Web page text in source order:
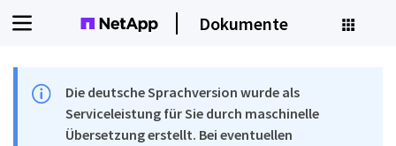
Dokumente
Die deutsche Sprachversion wurde als
Serviceleistung für Sie durch maschinelle
Übersetzung erstellt. Bei eventuellen